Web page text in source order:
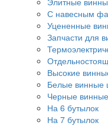
С навесным
Уцененные
Запчасти для
Высокие
Белые
Черные
На 6 бутылок
На 7 бутылок